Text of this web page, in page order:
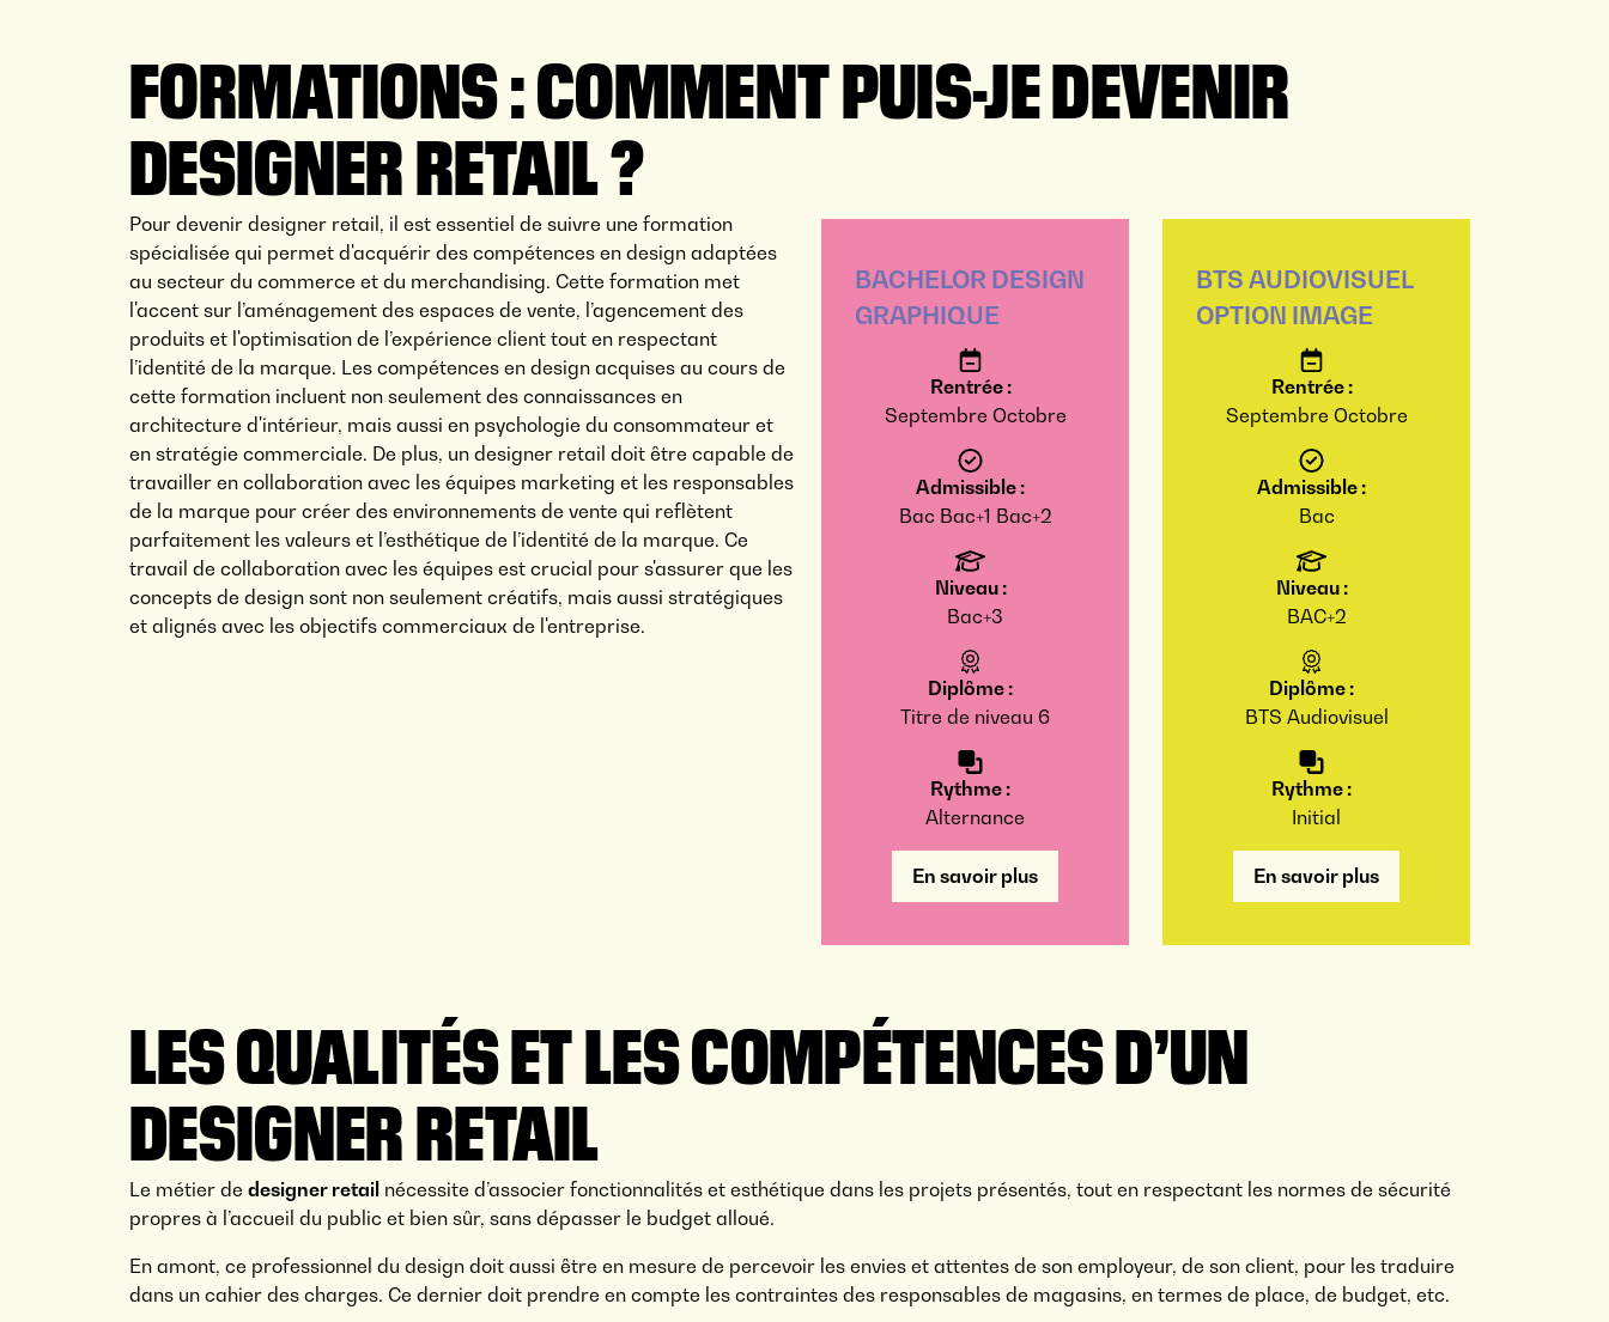
FORMATIONS : COMMENT PUIS-JE DEVENIR
DESIGNER RETAIL ?
Pour devenir designer retail, il est essentiel de suivre une formation
spécialisée qui permet d'acquérir des compétences en design adaptées
au secteur du commerce et du merchandising. Cette formation met
l'accent sur l’aménagement des espaces de vente, l’agencement des
produits et l'optimisation de l’expérience client tout en respectant
l’identité de la marque. Les compétences en design acquises au cours de
cette formation incluent non seulement des connaissances en
architecture d'intérieur, mais aussi en psychologie du consommateur et
en stratégie commerciale. De plus, un designer retail doit être capable de
travailler en collaboration avec les équipes marketing et les responsables
de la marque pour créer des environnements de vente qui reflètent
parfaitement les valeurs et l’esthétique de l’identité de la marque. Ce
travail de collaboration avec les équipes est crucial pour s'assurer que les
concepts de design sont non seulement créatifs, mais aussi stratégiques
et alignés avec les objectifs commerciaux de l'entreprise.
BACHELOR DESIGN
GRAPHIQUE
Rentrée :
Septembre Octobre
Admissible :
BacBac+1 Bac+2
Niveau :
Bac+3
Diplôme :
Titre de niveau 6
Rythme :
Alternance
En savoir plus
BTS AUDIOVISUEL
OPTION IMAGE
Rentrée :
Septembre Octobre
Admissible :
Bac
Niveau :
BAC+2
Diplôme :
BTS Audiovisuel
Rythme :
Initial
En savoir plus
LES QUALITÉS ET LES COMPÉTENCES D’UN
DESIGNER RETAIL
Le métier de designer retail nécessite d’associer fonctionnalités et esthétique dans les projets présentés, tout en respectant les normes de sécurité
propres à l’accueil du public et bien sûr, sans dépasser le budget alloué.
En amont, ce professionnel du design doit aussi être en mesure de percevoir les envies et attentes de son employeur, de son client, pour les traduire
dans un cahier des charges. Ce dernier doit prendre en compte les contraintes des responsables de magasins, en termes de place, de budget, etc.